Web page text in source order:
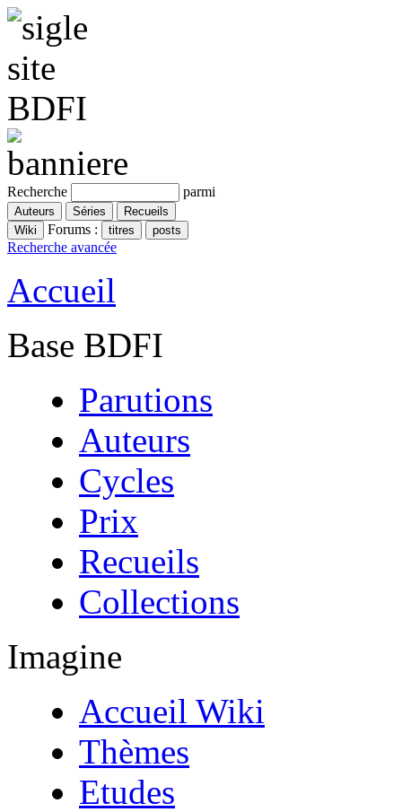
Recherche parmi
Forums :
Recherche avancée
Accueil
Base BDFI
Parutions
Auteurs
Cycles
Prix
Recueils
Collections
Imagine
Accueil Wiki
Thèmes
Etudes